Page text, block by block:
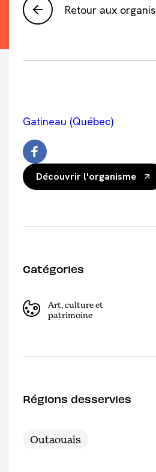
Retour aux
Gatineau (Québec)
Découvrir l'organisme
Catégories
Art, culture et
patrimoine
Régions desservies
Outaouais